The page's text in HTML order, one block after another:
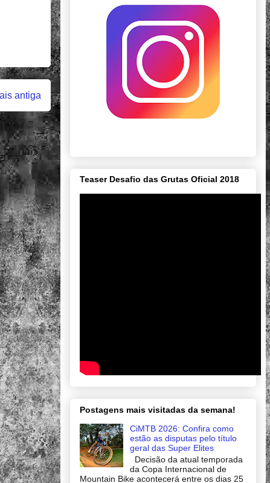
antiga
Teaser Desafio das Grutas Oficial 2018
Postagens mais visitadas da semana!
CiMTB 2026: Confira como
estão as disputas pelo título
geral das Super Elites
Decisão da atual temporada
da Copa Internacional de
Mountain Bike acontecerá entre os dias 25